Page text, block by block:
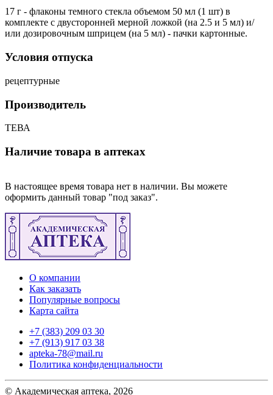
17 г - флаконы темного стекла объемом 50 мл (1 шт) в
комплекте с двусторонней мерной ложкой (на 2.5 и 5 мл) и/
или дозировочным шприцем (на 5 мл) - пачки картонные.
Условия отпуска
рецептурные
Производитель
ТЕВА
Наличие товара в аптеках
В настоящее время товара нет в наличии. Вы можете
оформить данный товар "под заказ".
О компании
Как заказать
Популярные вопросы
Карта сайта
+7 (383) 209 03 30
+7 (913) 917 03 38
apteka-78@mail.ru
Политика конфиденциальности
© Академическая аптека, 2026